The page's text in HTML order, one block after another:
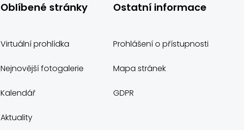
Oblíbené stránky
Virtuální prohlídka
Nejnovější fotogalerie
Kalendář
Aktuality
Ostatní informace
Prohlášení o přístupnosti
Mapa stránek
GDPR